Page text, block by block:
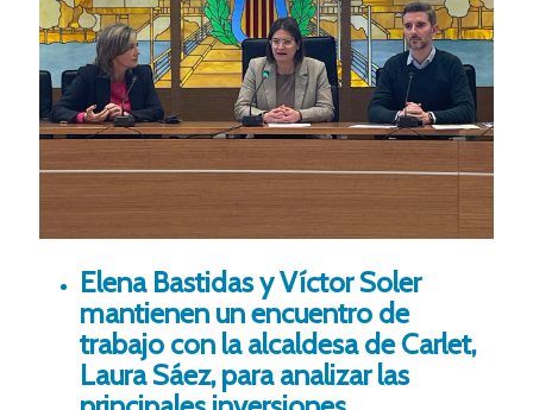
Elena Bastidas y Víctor Soler
mantienen un encuentro de
trabajo con la alcaldesa de Carlet,
Laura Sáez, para analizar las